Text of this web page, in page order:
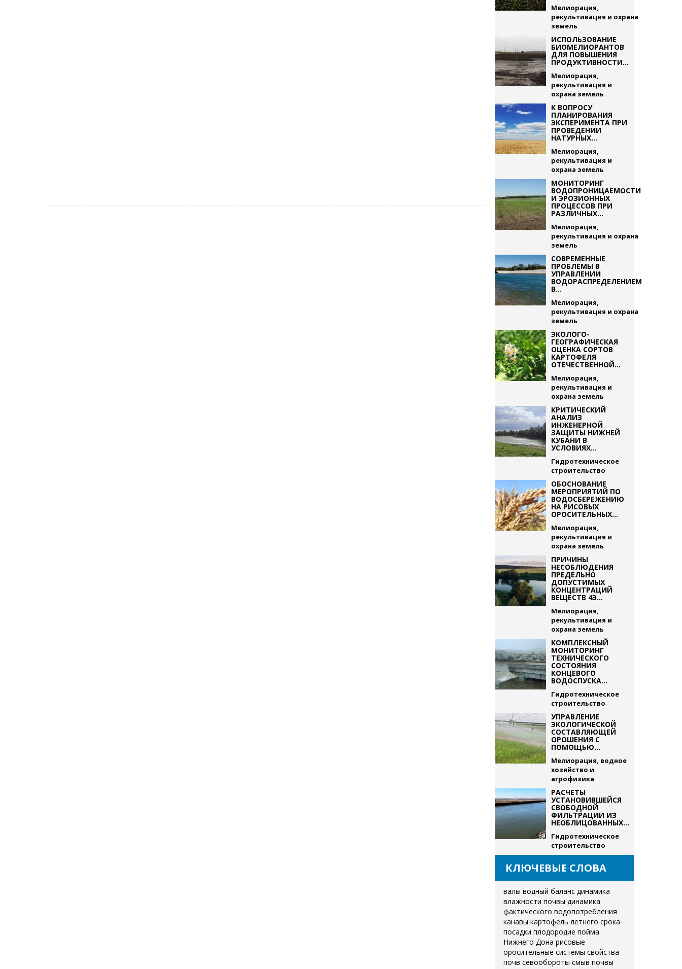
Мелиорация,
рекультивация и охрана
земель
ИСПОЛЬЗОВАНИЕ
БИОМЕЛИОРАНТОВ
ДЛЯ ПОВЫШЕНИЯ
ПРОДУКТИВНОСТИ...
Мелиорация,
рекультивация и
охрана земель
К ВОПРОСУ
ПЛАНИРОВАНИЯ
ЭКСПЕРИМЕНТА ПРИ
ПРОВЕДЕНИИ
НАТУРНЫХ...
Мелиорация,
рекультивация и
охрана земель
МОНИТОРИНГ
ВОДОПРОНИЦАЕМОСТИ
И ЭРОЗИОННЫХ
ПРОЦЕССОВ ПРИ
РАЗЛИЧНЫХ...
Мелиорация,
рекультивация и охрана
земель
СОВРЕМЕННЫЕ
ПРОБЛЕМЫ В
УПРАВЛЕНИИ
ВОДОРАСПРЕДЕЛЕНИЕМ
В...
Мелиорация,
рекультивация и охрана
земель
ЭКОЛОГО-
ГЕОГРАФИЧЕСКАЯ
ОЦЕНКА СОРТОВ
КАРТОФЕЛЯ
ОТЕЧЕСТВЕННОЙ...
Мелиорация,
рекультивация и
охрана земель
КРИТИЧЕСКИЙ
АНАЛИЗ
ИНЖЕНЕРНОЙ
ЗАЩИТЫ НИЖНЕЙ
КУБАНИ В
УСЛОВИЯХ...
Гидротехническое
строительство
ОБОСНОВАНИЕ
МЕРОПРИЯТИЙ ПО
ВОДОСБЕРЕЖЕНИЮ
НА РИСОВЫХ
ОРОСИТЕЛЬНЫХ...
Мелиорация,
рекультивация и
охрана земель
ПРИЧИНЫ
НЕСОБЛЮДЕНИЯ
ПРЕДЕЛЬНО
ДОПУСТИМЫХ
КОНЦЕНТРАЦИЙ
ВЕЩЕСТВ 4Э...
Мелиорация,
рекультивация и
охрана земель
КОМПЛЕКСНЫЙ
МОНИТОРИНГ
ТЕХНИЧЕСКОГО
СОСТОЯНИЯ
КОНЦЕВОГО
ВОДОСПУСКА...
Гидротехническое
строительство
УПРАВЛЕНИЕ
ЭКОЛОГИЧЕСКОЙ
СОСТАВЛЯЮЩЕЙ
ОРОШЕНИЯ С
ПОМОЩЬЮ...
Мелиорация, водное
хозяйство и
агрофизика
РАСЧЕТЫ
УСТАНОВИВШЕЙСЯ
СВОБОДНОЙ
ФИЛЬТРАЦИИ ИЗ
НЕОБЛИЦОВАННЫХ...
Гидротехническое
строительство
КЛЮЧЕВЫЕ СЛОВА
валы водный баланс динамика
влажности почвы динамика
фактического водопотребления
канавы картофель летнего срока
посадки плодородие пойма
Нижнего Дона рисовые
оросительные системы свойства
почв севообороты смыв почвы